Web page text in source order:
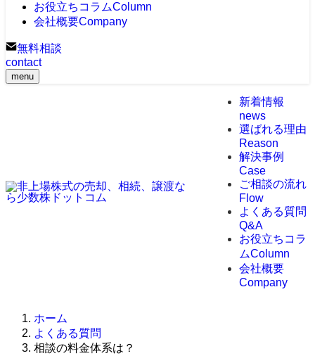
お役立ちコラムColumn
会社概要Company
無料相談
contact
menu
新着情報
news
選ばれる理由
Reason
解決事例
Case
ご相談の流れ
Flow
よくある質問
Q&A
お役立ちコラ
ムColumn
会社概要
Company
ホーム
よくある質問
相談の料金体系は？